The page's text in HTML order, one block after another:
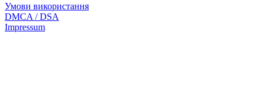
Умови використання
DMCA / DSA
Impressum